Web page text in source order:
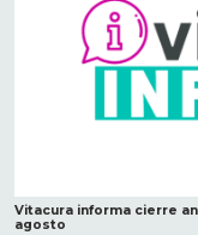
Vitacura informa cierre
agosto